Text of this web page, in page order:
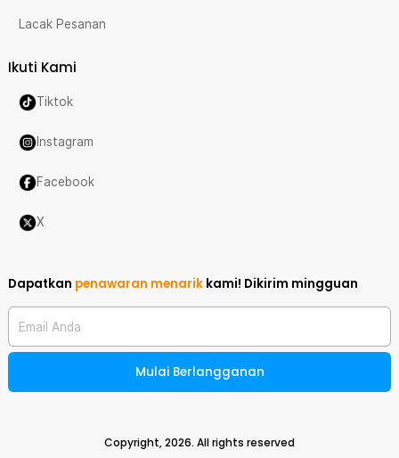
Lacak Pesanan
Ikuti Kami
Tiktok
Instagram
Facebook
X
Dapatkan penawaran menarik kami! Dikirim mingguan
Email Anda
Mulai Berlangganan
Copyright,2026. All rights reserved